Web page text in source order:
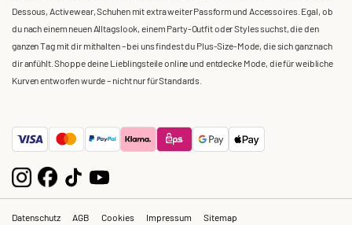
Dessous, Activewear, Schuhen mit extra weiter Passform und Accessoires. Egal, ob
du nach einem neuen Alltagslook, einem Party-Outfit oder Styles suchst, die den
ganzen Tag mit dir mithalten – bei uns findest du Plus-Size-Mode, die sich ganz nach
dir anfühlt. Shoppe deine Lieblingsteile online und entdecke Mode, die für weibliche
Kurven entworfen wurde – nicht nur für Standards.
Datenschutz AGB Cookies Impressum Sitemap